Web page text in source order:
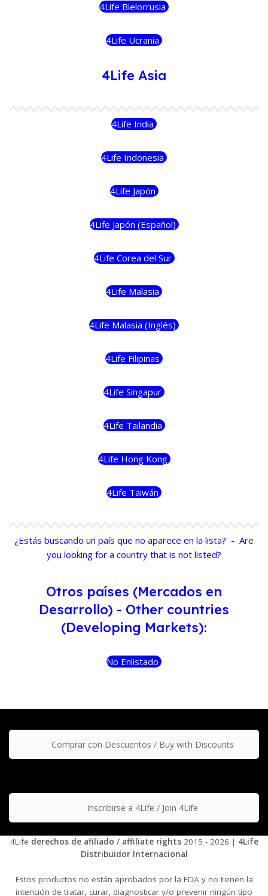
4Life Bielorrusia
4Life Ucrania
4Life Asia
4Life India
4Life Indonesia
4Life Japón
4Life Japón (Español)
4Life Corea del Sur
4Life Malasia
4Life Malasia (Inglés)
4Life Filipinas
4Life Singapur
4Life Tailandia
4Life Hong Kong
4Life Taiwán
¿Estás buscando un país que no aparece en la lista? - Are
you looking for a country that is not listed?
Otros países (Mercados en
Desarrollo) - Other countries
(Developing Markets):
No Enlistado
Comprar con Descuentos / Buy with Discounts
Inscribirse a 4Life / Join 4Life
4Life derechos de afiliado / affiliate rights 2015 - 2026 | 4Life
Distribuidor Internacional
Estos productos no están aprobados por la FDA y no tienen la
intención de tratar, curar, diagnosticar y/o prevenir ningún tipo